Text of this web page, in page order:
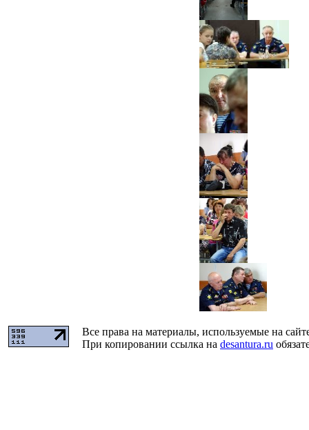
Все права на материалы, используемые на
При копировании ссылка на desantura.ru